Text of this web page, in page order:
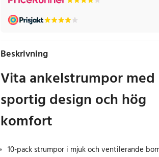
Beskrivning
Vita ankelstrumpor med
sportig design och hög
komfort
10-pack strumpor i mjuk och ventilerande